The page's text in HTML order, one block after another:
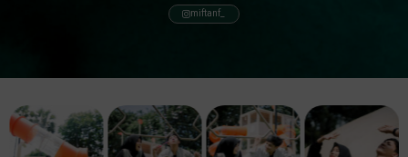
miftanf_